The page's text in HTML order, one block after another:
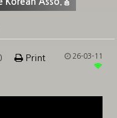
Print 26-03-11